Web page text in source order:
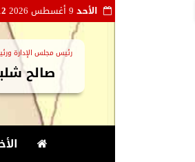
الأحد
رئيس مجلس الإدارة
صالح